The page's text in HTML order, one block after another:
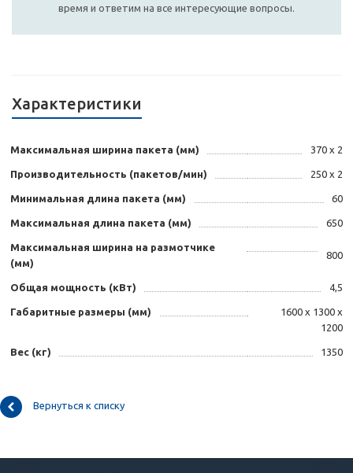
время и ответим на все интересующие вопросы.
Характеристики
Максимальная ширина пакета (мм) 370 х 2
Производительность (пакетов/мин) 250 х 2
Минимальная длина пакета (мм) 60
Максимальная длина пакета (мм) 650
Максимальная ширина на размотчике
(мм)
800
Общая мощность (кВт) 4,5
Габаритные размеры (мм)
1600 х 1300 х
1200
Вес (кг) 1350
Вернуться к списку